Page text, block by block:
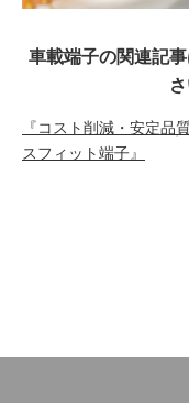
車載端子の関連記
『コスト削減・安定品
スフィット端子』